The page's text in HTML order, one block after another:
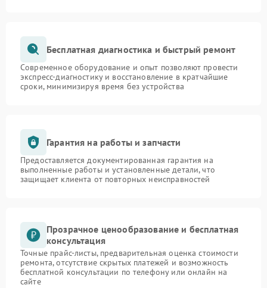
Бесплатная диагностика и быстрый ремонт
Современное оборудование и опыт позволяют провести
экспресс-диагностику и восстановление в кратчайшие
сроки, минимизируя время без устройства
Гарантия на работы и запчасти
Предоставляется документированная гарантия на
выполненные работы и установленные детали, что
защищает клиента от повторных неисправностей
Прозрачное ценообразование и бесплатная
консультация
Точные прайс-листы, предварительная оценка стоимости
ремонта, отсутствие скрытых платежей и возможность
бесплатной консультации по телефону или онлайн на
сайте